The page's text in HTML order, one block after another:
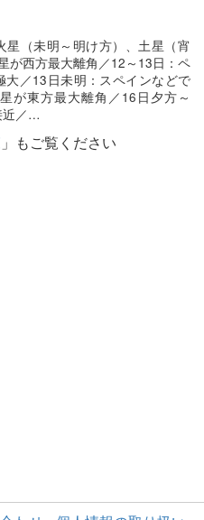
星（未明～明け方）、土星（宵
が西方最大離角／12～13日：ペ
大／13日未明：スペインなどで
が東方最大離角／16日夕方～
近／…
」もご覧ください